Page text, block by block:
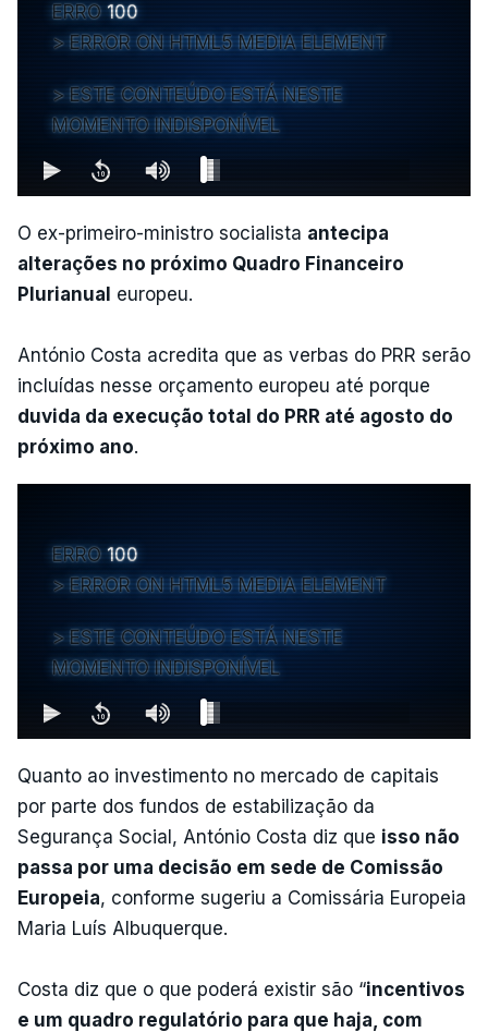
ERRO 100
ERROR ON HTML5 MEDIA ELEMENT
ESTE CONTEÚDO ESTÁ NESTE
MOMENTO INDISPONÍVEL
O ex-primeiro-ministro socialista antecipa
alterações no próximo Quadro Financeiro
Plurianual europeu.
António Costa acredita que as verbas do PRR serão
incluídas nesse orçamento europeu até porque
duvida da execução total do PRR até agosto do
próximo ano.
ERRO 100
ERROR ON HTML5 MEDIA ELEMENT
ESTE CONTEÚDO ESTÁ NESTE
MOMENTO INDISPONÍVEL
Quanto ao investimento no mercado de capitais
por parte dos fundos de estabilização da
Segurança Social, António Costa diz que isso não
passa por uma decisão em sede de Comissão
Europeia, conforme sugeriu a Comissária Europeia
Maria Luís Albuquerque.
Costa diz que o que poderá existir são “incentivos
e um quadro regulatório para que haja, com